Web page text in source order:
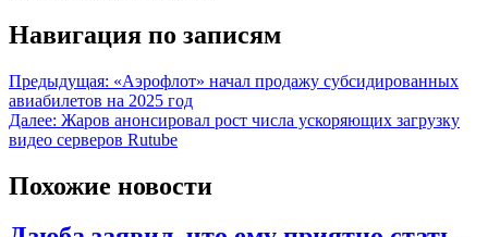
Навигация по записям
Предыдущая: «Аэрофлот» начал продажу субсидированных
авиабилетов на 2025 год
Далее: Жаров анонсировал рост числа ускоряющих загрузку
видео серверов Rutube
Похожие новости